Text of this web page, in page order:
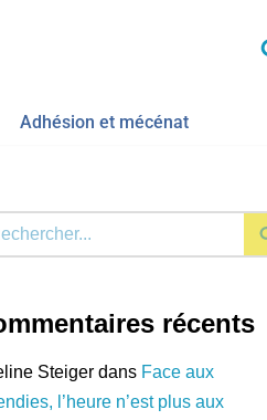
Adhésion et mécénat
récents
Steiger dans Face aux
l’heure n’est plus aux